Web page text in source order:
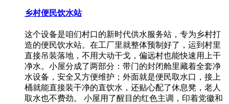
乡村便民饮水站
这个设备是咱们村口的新时代供水服务站，专为乡村打
造的便民饮水站。在工厂里就整体预制好了，运到村里
直接吊装落地，不用大动干戈，偏远村也能快速用上干
净水。小屋分成了两部分：带门的封闭舱里藏着全套净
水设备，安全又方便维护；外面就是便民取水口，接上
桶就能直接装干净的直饮水，还贴心配了休息凳，老人
取水也不费劲。 小屋用了醒目的红色主调，印着党徽和